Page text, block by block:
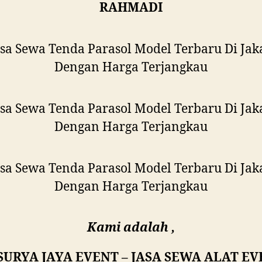
RAHMADI
Kami adalah ,
JAYA EVENT – JASA SEWA ALAT